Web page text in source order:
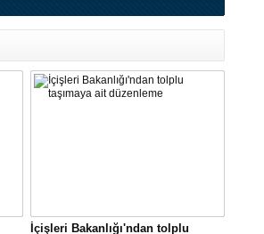
İçişleri Bakanlığı'ndan tolplu